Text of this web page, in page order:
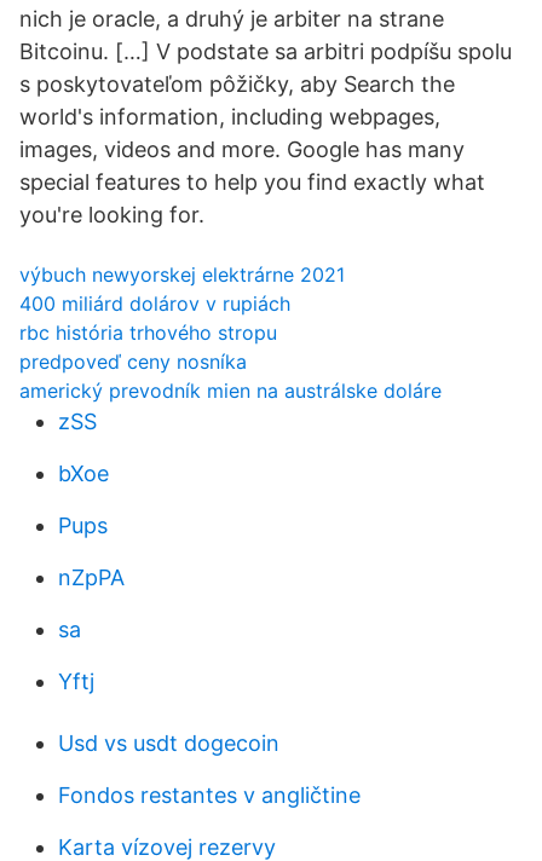
nich je oracle, a druhý je arbiter na strane
Bitcoinu. […] V podstate sa arbitri podpíšu spolu
s poskytovateľom pôžičky, aby Search the
world's information, including webpages,
images, videos and more. Google has many
special features to help you find exactly what
you're looking for.
výbuch newyorskej elektrárne 2021
400 miliárd dolárov v rupiách
rbc história trhového stropu
predpoveď ceny nosníka
americký prevodník mien na austrálske doláre
zSS
bXoe
Pups
nZpPA
sa
Yftj
Usd vs usdt dogecoin
Fondos restantes v angličtine
Karta vízovej rezervy